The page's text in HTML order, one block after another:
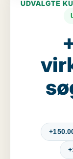
UDVALGTE